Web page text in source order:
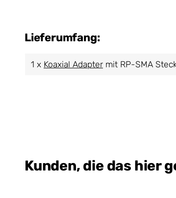
Lieferumfang:
1 x Koaxial Adapter mit RP-SMA
Kunden, die das hier